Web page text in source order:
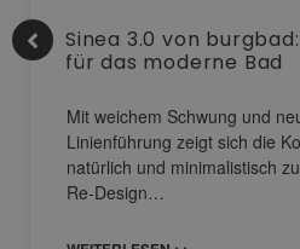
Sinea 3.0 von
für das moderne Bad
Mit weichem Schwung und
Linienführung zeigt sich die
natürlich und minimalistisch
Re-Design…